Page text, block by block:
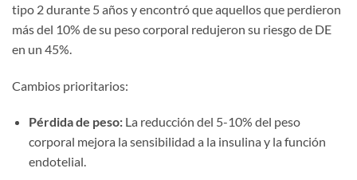
tipo 2 durante 5 años y encontró que aquellos que perdieron
más del 10% de su peso corporal redujeron su riesgo de DE
en un 45%.
Cambios prioritarios:
Pérdida de peso:La reducción del 5-10% del peso
corporal mejora la sensibilidad a la insulina y la función
endotelial.